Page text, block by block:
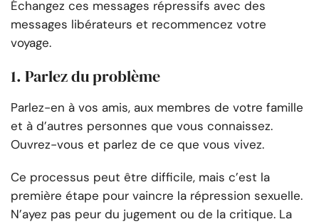
Échangez ces messages répressifs avec des
messages libérateurs et recommencez votre
voyage.
1. Parlez du problème
Parlez-en à vos amis, aux membres de votre famille
et à d’autres personnes que vous connaissez.
Ouvrez-vous et parlez de ce que vous vivez.
Ce processus peut être difficile, mais c’est la
première étape pour vaincre la répression sexuelle.
N’ayez pas peur du jugement ou de la critique. La